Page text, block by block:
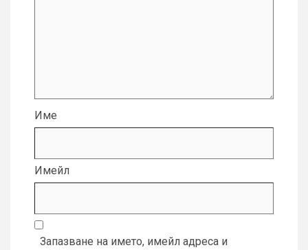
Име
Имейл
Запазване на името, имейл адреса и